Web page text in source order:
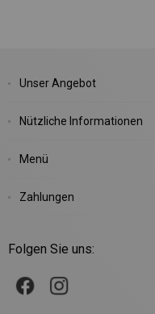
Unser Angebot
Nützliche Informationen
Menü
Zahlungen
Folgen Sie uns: